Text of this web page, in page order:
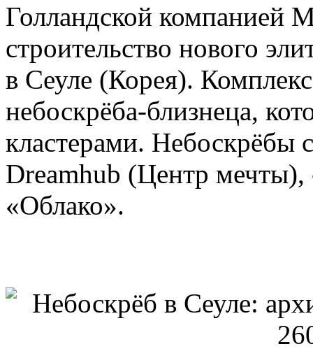
Голландской компанией
строительство нового
в Сеуле (Корея).
небоскрёба-близнеца,
кластерами. Небоскрёбы
Dreamhub (Центр мечты),
«Облако».